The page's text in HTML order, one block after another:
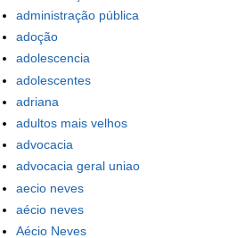
administração pública
adoção
adolescencia
adolescentes
adriana
adultos mais velhos
advocacia
advocacia geral uniao
aecio neves
aécio neves
Aécio Neves